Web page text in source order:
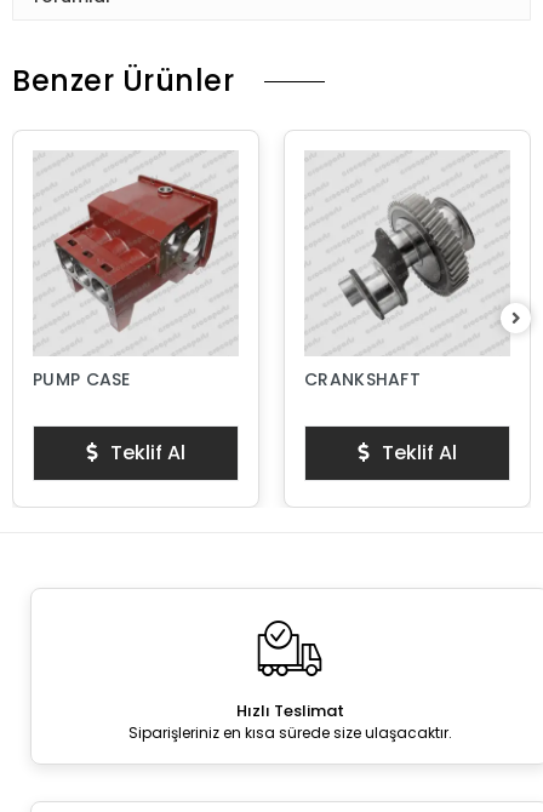
Benzer Ürünler
PUMP CASE
Teklif Al
CRANKSHAFT
Teklif Al
Hızlı Teslimat
Siparişleriniz en kısa sürede size ulaşacaktır.